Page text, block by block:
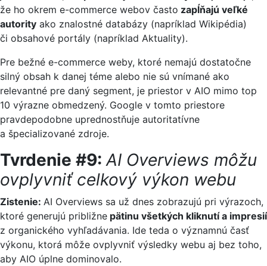
že ho okrem e-commerce webov často zapĺňajú veľké
autority ako znalostné databázy (napríklad Wikipédia)
či obsahové portály (napríklad Aktuality).
Pre bežné e-commerce weby, ktoré nemajú dostatočne
silný obsah k danej téme alebo nie sú vnímané ako
relevantné pre daný segment, je priestor v AIO mimo top
10 výrazne obmedzený. Google v tomto priestore
pravdepodobne uprednostňuje autoritatívne
a špecializované zdroje.
Tvrdenie #9:AI Overviews môžu
ovplyvniť celkový výkon webu
Zistenie: AI Overviews sa už dnes zobrazujú pri výrazoch,
ktoré generujú približne pätinu všetkých kliknutí a impresií
z organického vyhľadávania. Ide teda o významnú časť
výkonu, ktorá môže ovplyvniť výsledky webu aj bez toho,
aby AIO úplne dominovalo.